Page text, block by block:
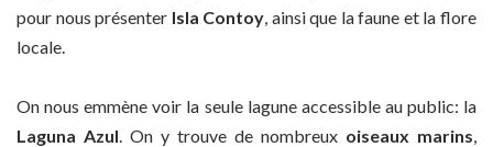
pour nous présenter Isla Contoy , ainsi que la faune et la flore
locale.
On nous emmène voir la seule lagune accessible au public: la
Laguna Azul. On y trouve de nombreux oiseaux marins,